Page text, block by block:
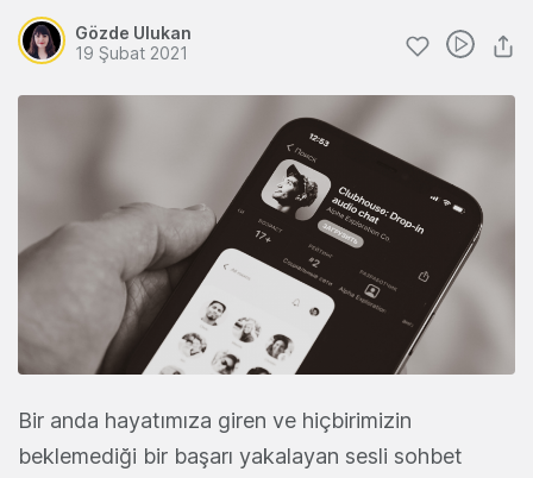
Gözde Ulukan
19 Şubat 2021
Bir anda hayatımıza giren ve hiçbirimizin
beklemediği bir başarı yakalayan sesli sohbet